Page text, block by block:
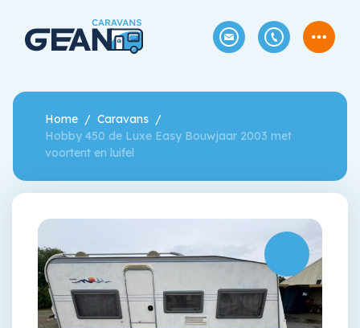
Home
Caravans
Hobby 450 de Luxe Easy Bouwjaar 2003 met
voortent en luifel